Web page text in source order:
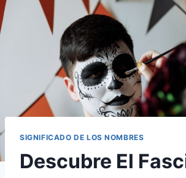
SIGNIFICADO DE LOS NOMBRES
Descubre El